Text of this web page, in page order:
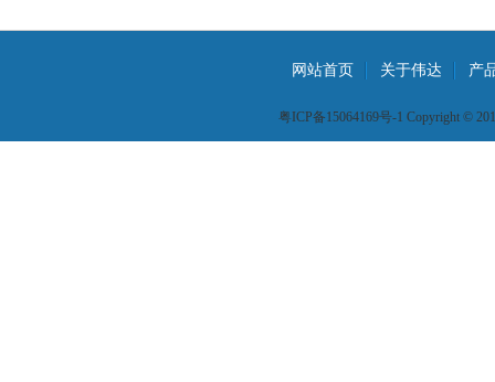
网站首页 关于伟达 产
粤ICP备15064169号-1 Copyright ©